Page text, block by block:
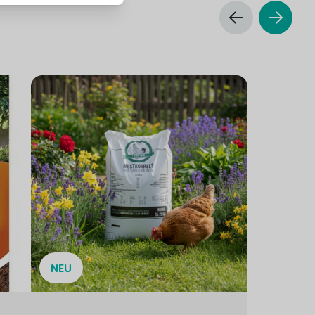
Nvt.
Geeignet für jeden Bodentyp.
Durchschnittlich
Form der Fahne
Gut
Gut
Sehr beliebt bei Schmetterlingen und Bienen.
NEU